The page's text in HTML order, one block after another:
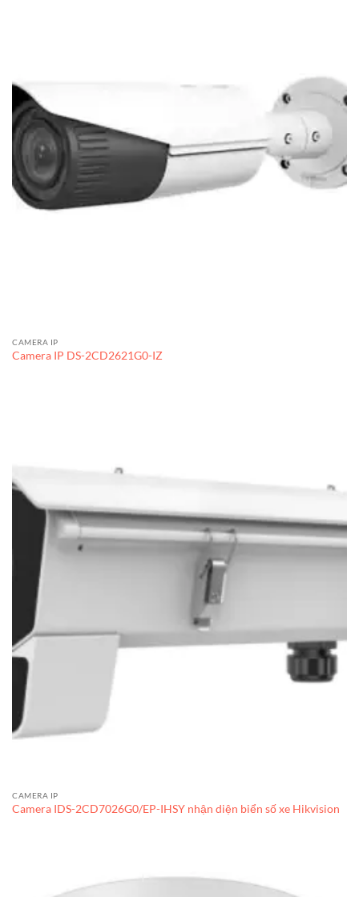
CAMERA IP
Camera IP DS-2CD2621G0-IZ
CAMERA IP
Camera IDS-2CD7026G0/EP-IHSY nhận diện biển số xe Hikvision